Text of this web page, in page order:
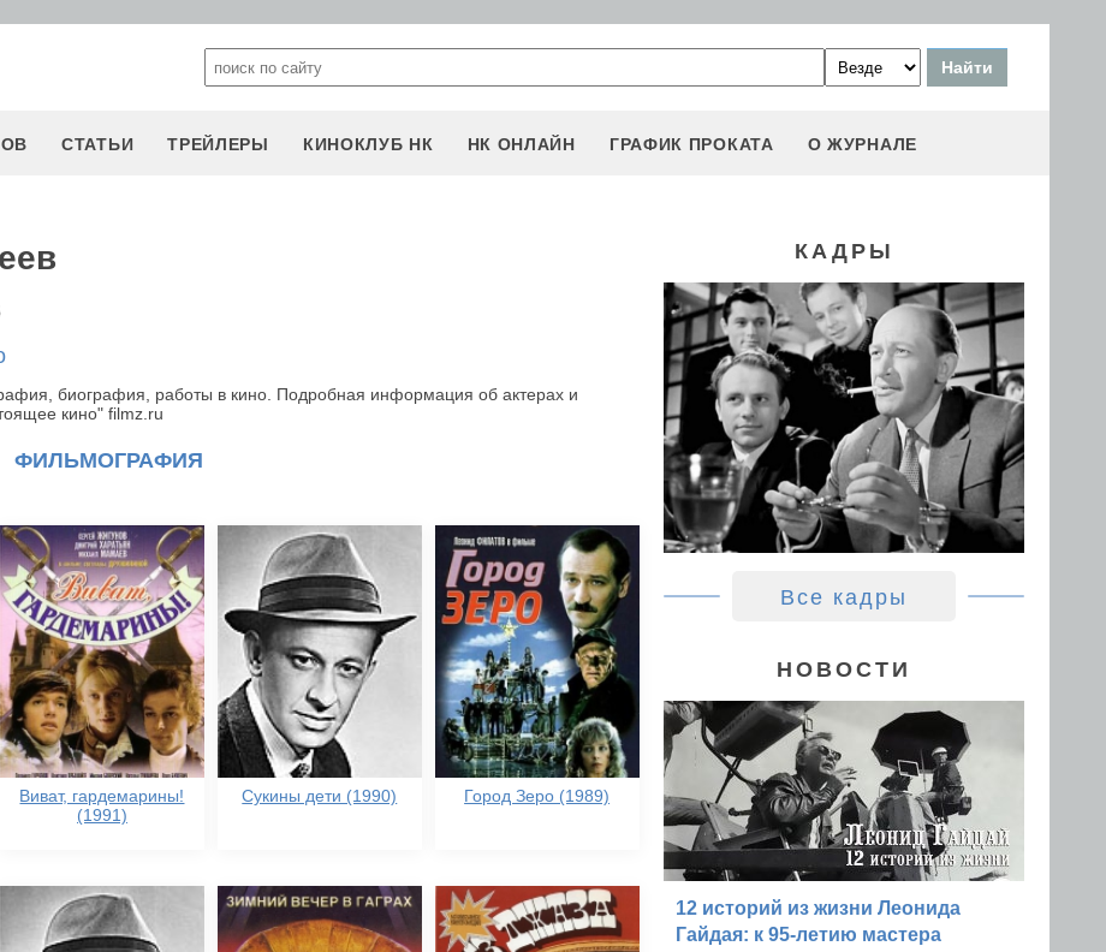
СТАТЬИ ТРЕЙЛЕРЫ КИНОКЛУБ НК НК ОНЛАЙН ГРАФИК ПРОКАТА О ЖУРНАЛЕ
биография, работы в кино. Подробная информация об актерах и
кино" filmz.ru
ФИЛЬМОГРАФИЯ
Виват, гардемарины!
(1991)
Сукины дети (1990) Город Зеро (1989)
КАДРЫ
Все кадры
НОВОСТИ
12 историй из жизни Леонида
Гайдая: к 95-летию мастера